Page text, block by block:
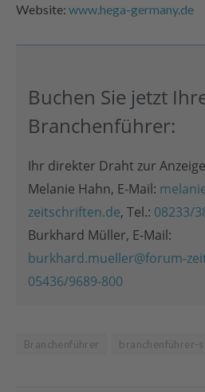
Website: www.hega-germany.de
Buchen Sie jetzt
Branchenführer:
Ihr direkter Draht zur
Melanie Hahn, E-Mail:
zeitschriften.de, Tel.: 08233/
Burkhard Müller, E-Mail:
burkhard.mueller@forum-
05436/9689-800
Branchenführer branchenführer-